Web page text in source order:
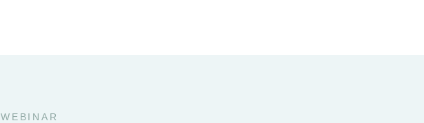
WEBINAR